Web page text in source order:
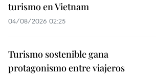
turismo en Vietnam
04/08/2026 02:25
Turismo sostenible gana
protagonismo entre viajeros